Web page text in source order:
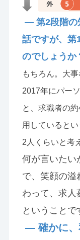
— 第2段階の
話ですが、第
のでしょうか
もちろん。大
2017年にパー
と、求職者の
用していると
2人くらいと考
何が言いたい
で、笑顔の溢
わって、求人
ということで
— 確かに、